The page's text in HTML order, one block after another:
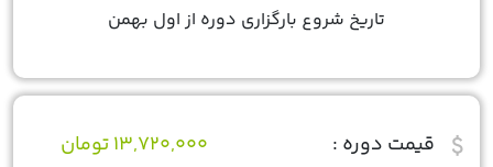
attach_money قیمت دوره : 13,720,000 تومان
تاریخ شروع بارگزاری دوره از اول بهمن